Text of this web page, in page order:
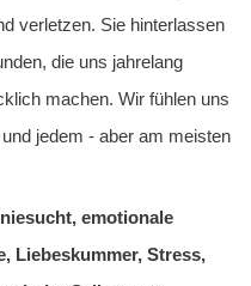
verletzen. Sie hinterlassen
die uns jahrelang
machen. Wir fühlen uns
jedem - aber am meisten
emotionale
Liebeskummer, Stress,